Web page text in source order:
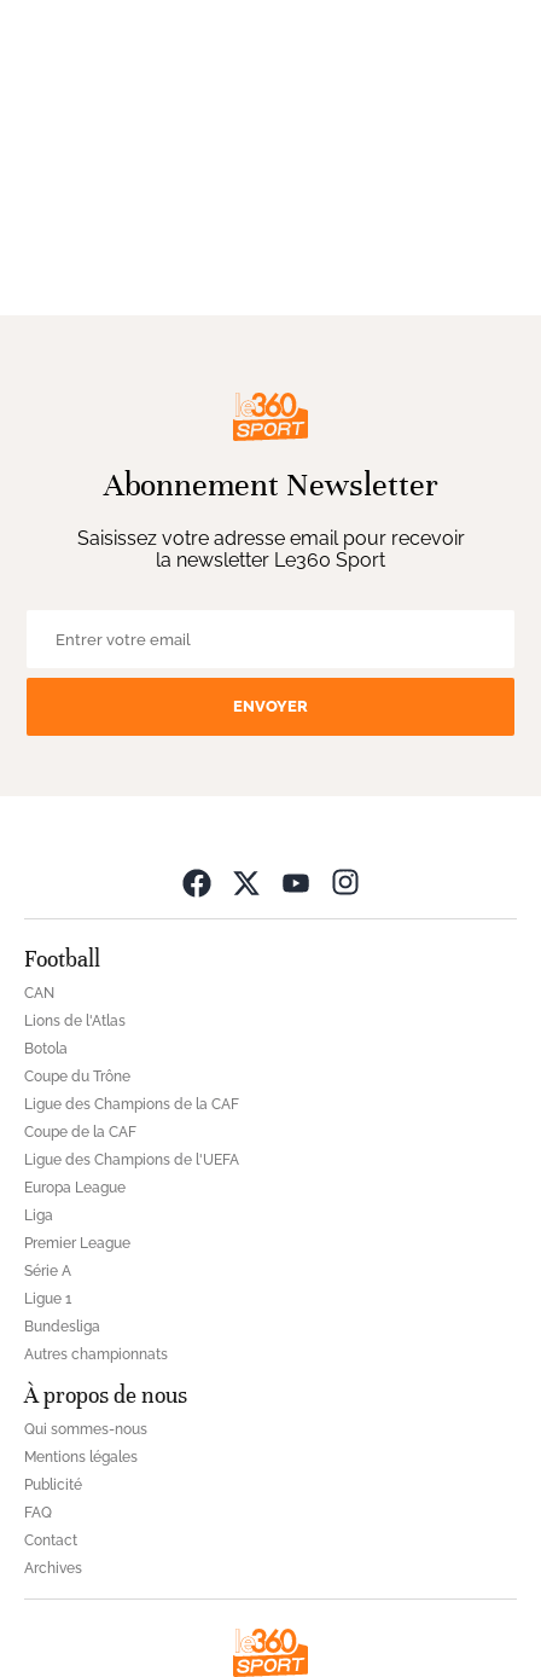
Abonnement Newsletter
Saisissez votre adresse email pour recevoir
la newsletter Le360 Sport
ENVOYER
Football
CAN
Lions de l'Atlas
Botola
Coupe du Trône
Ligue des Champions de la CAF
Coupe de la CAF
Ligue des Champions de l'UEFA
Europa League
Liga
Premier League
Série A
Ligue 1
Bundesliga
Autres championnats
À propos de nous
Qui sommes-nous
Mentions légales
Publicité
FAQ
Contact
Archives